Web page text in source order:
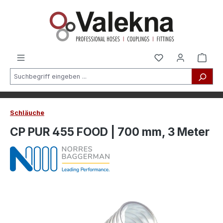
Schläuche
CP PUR 455 FOOD | 700 mm, 3 Meter